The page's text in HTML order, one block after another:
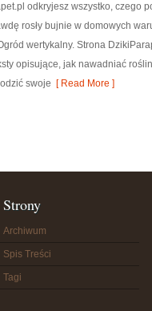
odkryjesz wszystko, czego
rosły bujnie w domowych
wertykalny. Strona
opisujące, jak nawadniać
swoje [ Read More ]
Strony
Archiwum
Spis Treści
Tagi